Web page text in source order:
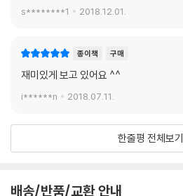
s********1 2018.12.01.
종이책 구매
재미있게 보고 있어요 ^^
i******n 2018.07.11.
한줄평 전체보기
배송/반품/교환 안내